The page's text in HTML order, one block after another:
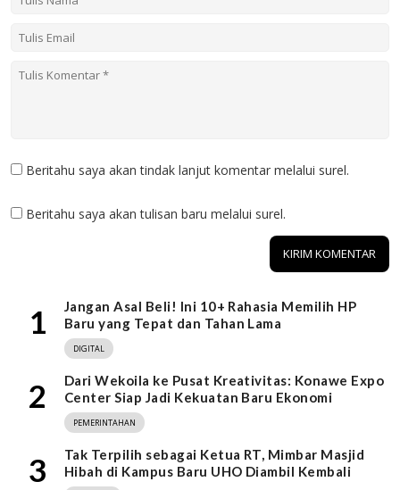
Beritahu saya akan tindak lanjut komentar melalui surel.
Beritahu saya akan tulisan baru melalui surel.
1
Jangan Asal Beli! Ini 10+ Rahasia Memilih HP
Baru yang Tepat dan Tahan Lama
DIGITAL
2
Dari Wekoila ke Pusat Kreativitas: Konawe Expo
Center Siap Jadi Kekuatan Baru Ekonomi
PEMERINTAHAN
3
Tak Terpilih sebagai Ketua RT, Mimbar Masjid
Hibah di Kampus Baru UHO Diambil Kembali